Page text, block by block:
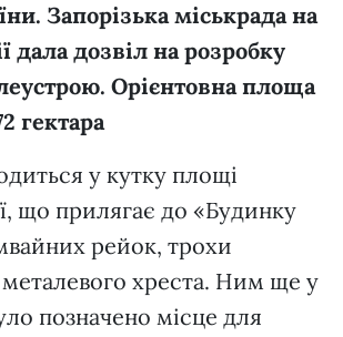
Запорізька міськрада на
дала дозвіл на розробку
Орієнтовна площа
гектара
у кутку площі
що прилягає до «Будинку
рейок, трохи
металевого хреста. Ним ще у
позначено місце для